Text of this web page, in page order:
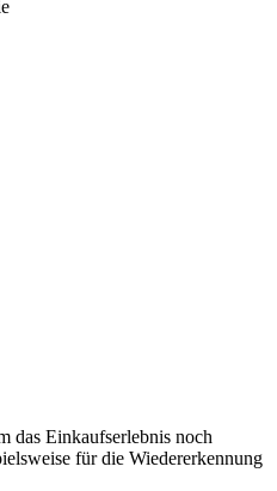
das Einkaufserlebnis noch
für die Wiedererkennung